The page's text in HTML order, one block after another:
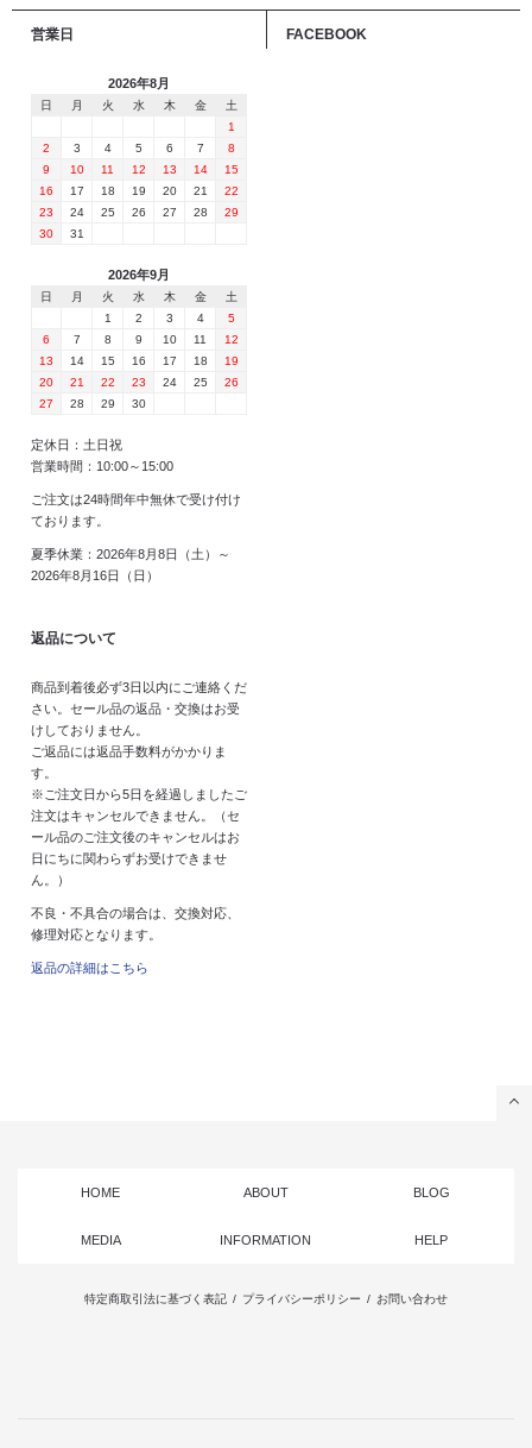
営業日
2026年8月
日 月 火 水 木 金
土
1
2
3 4 5 6 7
8
9
10 11 12 13 14
15
16
17 18 19 20 21
22
23
24 25 26 27 28
29
30
31
2026年9月
日 月 火 水 木 金
土
1
2 3 4
5
6
7 8 9 10 11
12
13
14 15 16 17 18
19
20
21 22 23 24 25
26
27
28 29 30
定休日：土日祝
営業時間：10:00～15:00
ご注文は24時間年中無休で受け付け
ております。
夏季休業：2026年8月8日（土）～
2026年8月16日（日）
返品について
商品到着後必ず3日以内にご連絡くだ
さい。セール品の返品・交換はお受
けしておりません。
ご返品には返品手数料がかかりま
す。
※ご注文日から5日を経過しましたご
注文はキャンセルできません。（セ
ール品のご注文後のキャンセルはお
日にちに関わらずお受けできませ
ん。）
不良・不具合の場合は、交換対応、
修理対応となります。
返品の詳細はこちら
FACEBOOK
HOME ABOUT BLOG
MEDIA INFORMATION HELP
特定商取引法に基づく表記 / プライバシーポリシー / お問い合わせ